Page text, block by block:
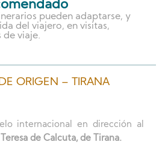
pueden adaptarse, y
del viajero, en visitas,
de viaje.
ORIGEN – TIRANA
internacional en dirección al
de Calcuta, de Tirana.